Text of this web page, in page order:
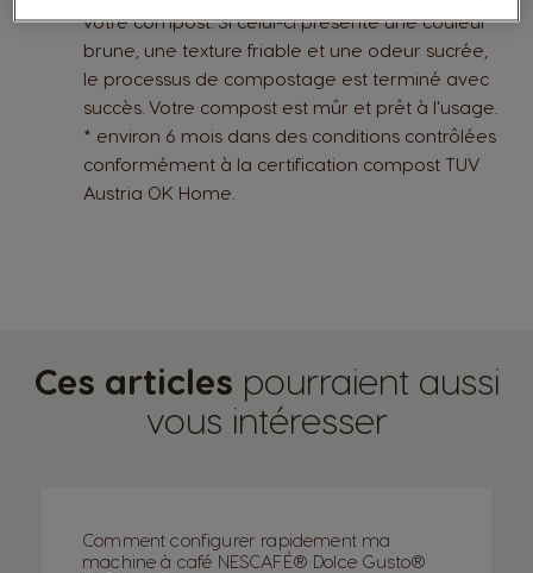
votre compost. Si celui-ci présente une couleur
brune, une texture friable et une odeur sucrée,
le processus de compostage est terminé avec
succès. Votre compost est mûr et prêt à l'usage.
* environ 6 mois dans des conditions contrôlées
conformément à la certification compost TUV
Austria OK Home.
Ces articles pourraient aussi
vous intéresser
Comment configurer rapidement ma
machine à café NESCAFÉ® Dolce Gusto®